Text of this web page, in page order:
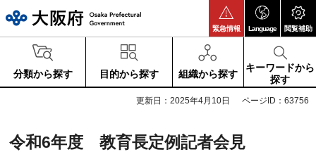
緊急情報 Language 閲覧補助
分類から探す 目的から探す 組織から探す
キーワードから
探す
更新日：2025年4月10日 ページID：63756
令和6年度 教育長定例記者会見